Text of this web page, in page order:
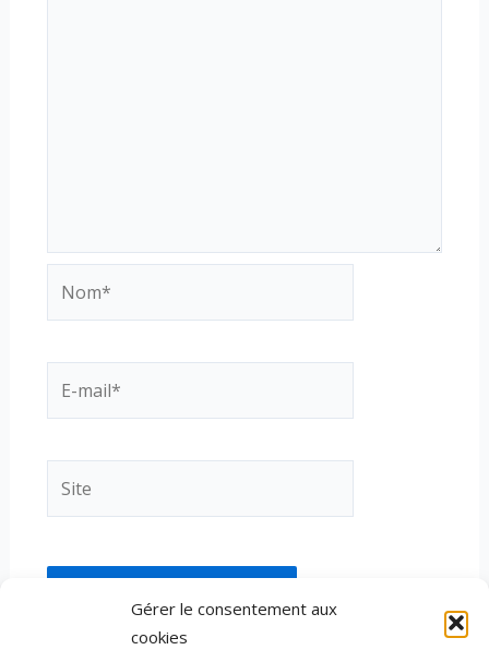
Gérer le consentement aux
cookies
mail*